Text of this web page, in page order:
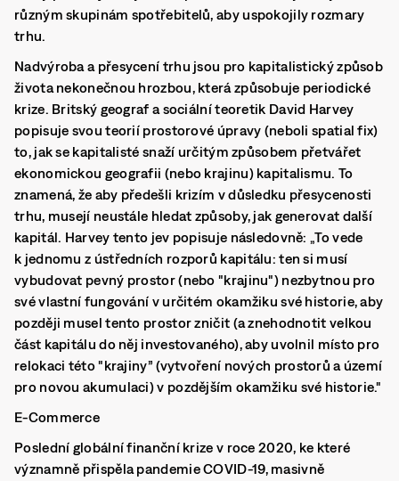
různým skupinám spotřebitelů, aby uspokojily rozmary
trhu.
Nadvýroba a přesycení trhu jsou pro kapitalistický způsob
života nekonečnou hrozbou, která způsobuje periodické
krize. Britský geograf a sociální teoretik David Harvey
popisuje svou teorií prostorové úpravy (neboli spatial fix)
to, jak se kapitalisté snaží určitým způsobem přetvářet
ekonomickou geografii (nebo krajinu) kapitalismu. To
znamená, že aby předešli krizím v důsledku přesycenosti
trhu, musejí neustále hledat způsoby, jak generovat další
kapitál. Harvey tento jev popisuje následovně: „To vede
k jednomu z ústředních rozporů kapitálu: ten si musí
vybudovat pevný prostor (nebo "krajinu") nezbytnou pro
své vlastní fungování v určitém okamžiku své historie, aby
později musel tento prostor zničit (a znehodnotit velkou
část kapitálu do něj investovaného), aby uvolnil místo pro
relokaci této "krajiny” (vytvoření nových prostorů a území
pro novou akumulaci) v pozdějším okamžiku své historie."
E-Commerce
Poslední globální finanční krize v roce 2020, ke které
významně přispěla pandemie COVID-19, masivně